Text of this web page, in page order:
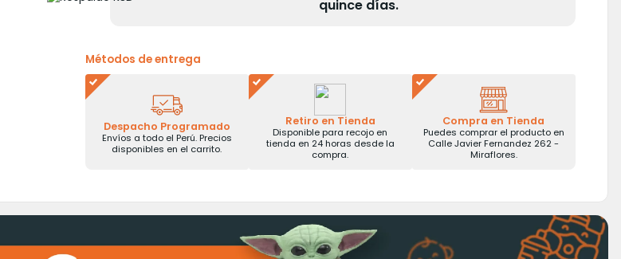
quince días.
Métodos de entrega
Despacho Programado
Envíos a todo el Perú. Precios
disponibles en el carrito.
Retiro en Tienda
Disponible para recojo en
tienda en 24 horas desde la
compra.
Compra en Tienda
Puedes comprar el producto en
Calle Javier Fernandez 262 -
Miraflores.